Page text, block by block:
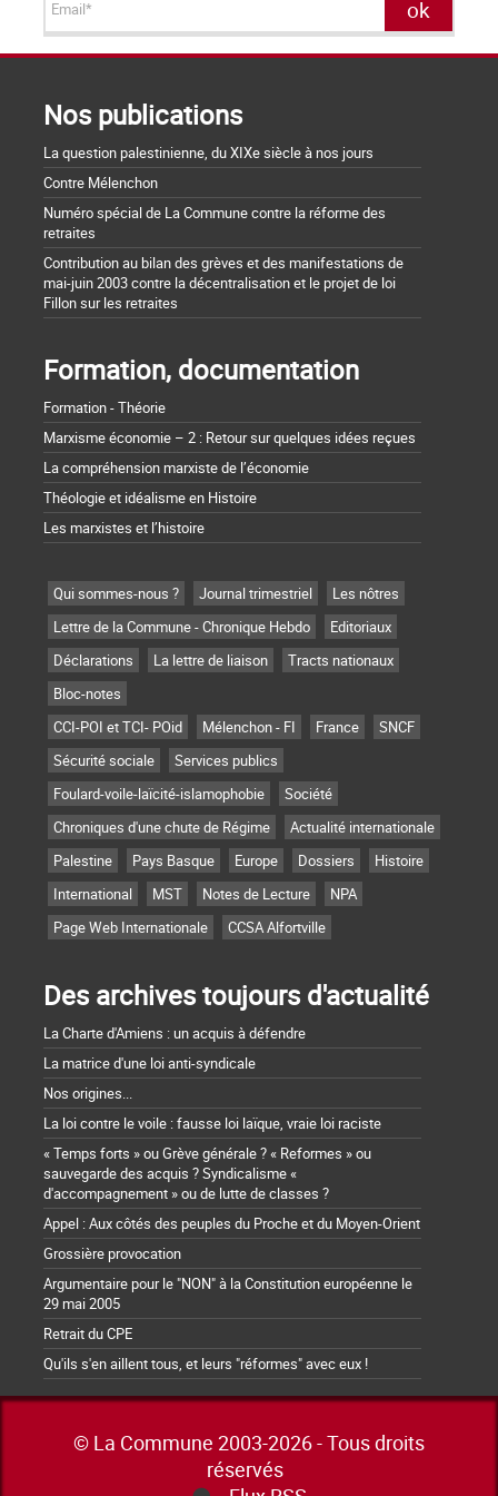
Nos publications
La question palestinienne, du XIXe siècle à nos jours
Contre Mélenchon
Numéro spécial de La Commune contre la réforme des
retraites
Contribution au bilan des grèves et des manifestations de
mai-juin 2003 contre la décentralisation et le projet de loi
Fillon sur les retraites
Formation, documentation
Formation - Théorie
Marxisme économie – 2 : Retour sur quelques idées reçues
La compréhension marxiste de l’économie
Théologie et idéalisme en Histoire
Les marxistes et l’histoire
Qui sommes-nous ? Journal trimestriel
Les nôtres
Lettre de la Commune - Chronique Hebdo
Editoriaux
Déclarations
La lettre de liaison
Tracts nationaux
Bloc-notes
CCI-POI et TCI- POid
Mélenchon - FI France
SNCF
Sécurité sociale
Services publics
Foulard-voile-laïcité-islamophobie
Société
Chroniques d'une chute de Régime
Actualité internationale
Palestine
Pays Basque Europe Dossiers
Histoire
International
MST Notes de Lecture
NPA
Page Web Internationale
CCSA Alfortville
Des archives toujours d'actualité
La Charte d'Amiens : un acquis à défendre
La matrice d'une loi anti-syndicale
Nos origines...
La loi contre le voile : fausse loi laïque, vraie loi raciste
« Temps forts » ou Grève générale ? « Reformes » ou
sauvegarde des acquis ? Syndicalisme «
d'accompagnement » ou de lutte de classes ?
Appel : Aux côtés des peuples du Proche et du Moyen-Orient
Grossière provocation
Argumentaire pour le "NON" à la Constitution européenne le
29 mai 2005
Retrait du CPE
Qu'ils s'en aillent tous, et leurs "réformes" avec eux !
© La Commune 2003-2026 - Tous droits
réservés